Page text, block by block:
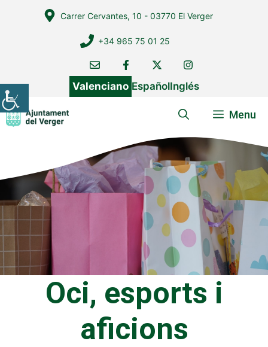
Carrer Cervantes, 10 - 03770 El Verger
+34 965 75 01 25
Valenciano EspañolInglés
Menu
Oci, esports i
aficions